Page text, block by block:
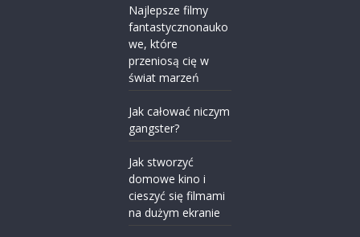
Najlepsze filmy
fantastycznonauko
we, które
przeniosą cię w
świat marzeń
Jak całować niczym
gangster?
Jak stworzyć
domowe kino i
cieszyć się filmami
na dużym ekranie